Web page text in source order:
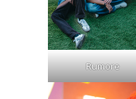
Rumore